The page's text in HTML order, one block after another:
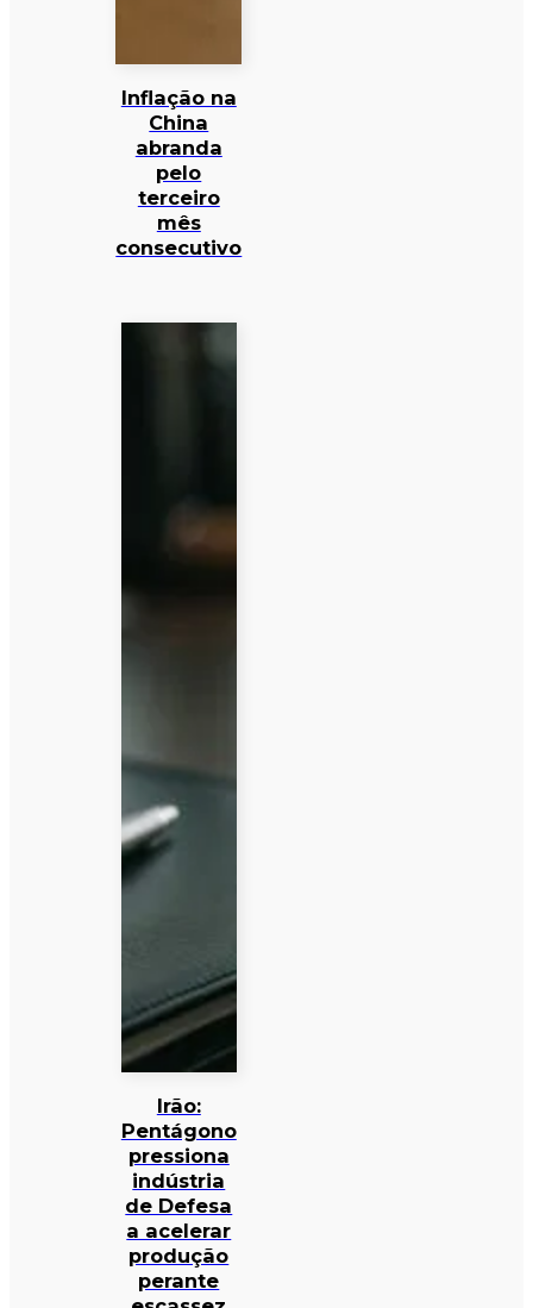
Inflação na
China
abranda
pelo
terceiro
mês
consecutivo
Irão:
Pentágono
pressiona
indústria
de Defesa
a acelerar
produção
perante